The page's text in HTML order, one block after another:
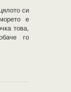
си
е
това,
го